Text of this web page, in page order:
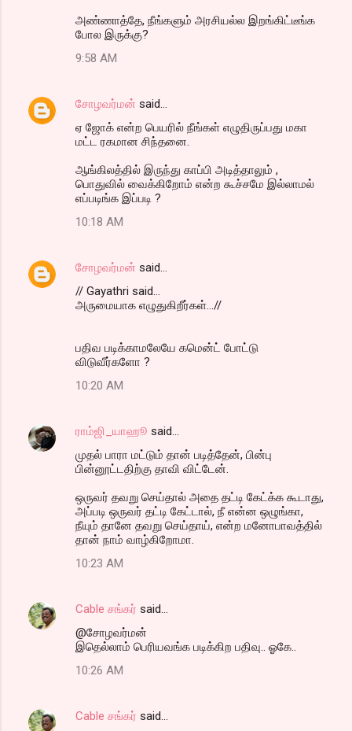
அண்ணாத்தே, நீங்களும் அரசியல்ல இறங்கிட்டீங்க
போல இருக்கு?
9:58 AM
சோழவர்மன் said…
ஏ ஜோக் என்ற பெயரில் நீங்கள் எழுதிருப்பது மகா
மட்ட ரகமான சிந்தனை.
ஆங்கிலத்தில் இருந்து காப்பி அடித்தாலும் ,
பொதுவில் வைக்கிறோம் என்ற கூச்சமே இல்லாமல்
எப்படிங்க இப்படி ?
10:18 AM
சோழவர்மன் said…
// Gayathri said...
அருமையாக எழுதுகிறீர்கள்...//
பதிவ படிக்காமலேயே கமென்ட் போட்டு
விடுவீர்களோ ?
10:20 AM
ராம்ஜி_யாஹூ said…
முதல் பாரா மட்டும் தான் படித்தேன், பின்பு
பின்னூட்டதிற்கு தாவி விட்டேன்.
ஒருவர் தவறு செய்தால் அதை தட்டி கேட்க்க கூடாது,
அப்படி ஒருவர் தட்டி கேட்டால், நீ என்ன ஒழுங்கா,
நீயும் தானே தவறு செய்தாய், என்ற மனோபாவத்தில்
தான் நாம் வாழ்கிறோமா.
10:23 AM
Cable சங்கர் said…
@சோழவர்மன்
இதெல்லாம் பெரியவங்க படிக்கிற பதிவு.. ஓகே..
10:26 AM
Cable சங்கர் said…